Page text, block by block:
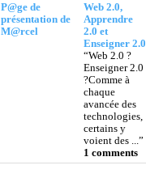
P@ge de
présentation de
M@rcel
Web 2.0,
Apprendre
2.0 et
Enseigner 2.0
“Web 2.0 ?
Enseigner 2.0
?Comme à
chaque
avancée des
technologies,
certains y
voient des ...”
1 comments